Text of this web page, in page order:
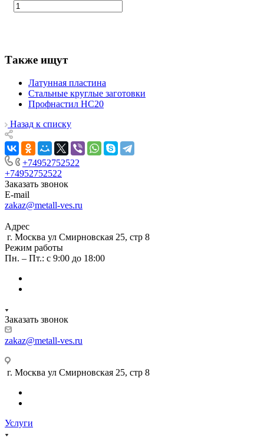
Также ищут
Латунная пластина
Стальные круглые заготовки
Профнастил НС20
Назад к списку
+74952752522
+74952752522
Заказать звонок
E-mail
zakaz@metall-ves.ru
Адрес
г. Москва ул Смирновская 25, стр 8
Режим работы
Пн. – Пт.: с 9:00 до 18:00
Заказать звонок
zakaz@metall-ves.ru
г. Москва ул Смирновская 25, стр 8
Услуги